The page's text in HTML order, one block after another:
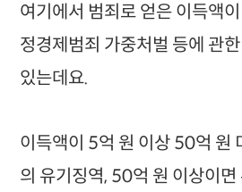
여기에서 범죄로 얻은 이득액
정경제범죄 가중처벌 등에 관
있는데요.
이득액이 5억 원 이상 50억 원
의 유기징역, 50억 원 이상이